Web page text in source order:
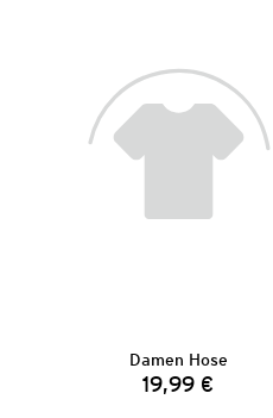
Damen Hose
Preis:
19,99 €